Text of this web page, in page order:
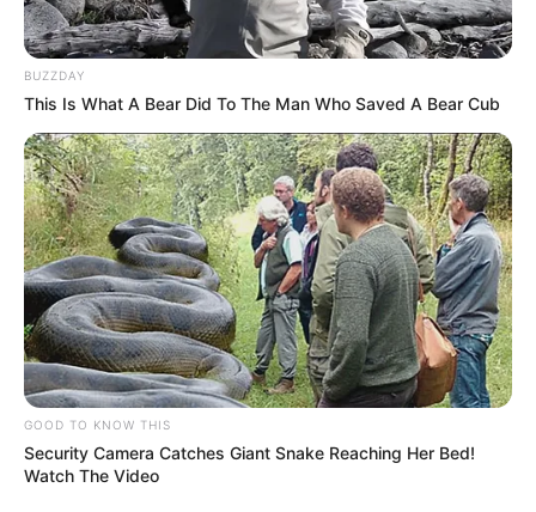
BUZZDAY
This Is What A Bear Did To The Man Who Saved A Bear Cub
GOOD TO KNOW THIS
Security Camera Catches Giant Snake Reaching Her Bed!
Watch The Video